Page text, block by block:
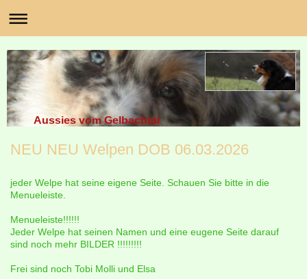
Aussies vom Gelbachtal
NEU NEU Welpen DOB 06.03.2026
jeder Welpe hat seine eigene Seite. Schauen Sie bitte in die
Menueleiste.
Menueleiste!!!!!!
Jeder Welpe hat seinen Namen und eine eugene Seite darauf
sind noch mehr BILDER !!!!!!!!!
Frei sind noch Tobi Molli und Elsa